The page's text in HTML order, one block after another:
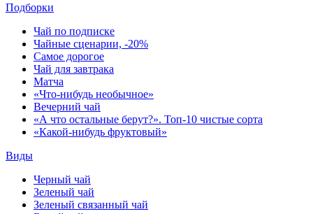
Подборки
Чай по подписке
Чайные сценарии, -20%
Самое дорогое
Чай для завтрака
Матча
«Что-нибудь необычное»
Вечерний чай
«А что остальные берут?». Топ-10 чистые сорта
«Какой-нибудь фруктовый»
Виды
Черный чай
Зеленый чай
Зеленый связанный чай